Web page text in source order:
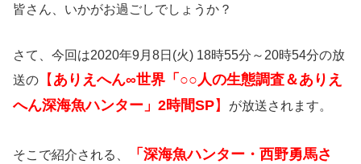
皆さん、いかがお過ごしでしょうか？
さて、今回は2020年9月8日(火) 18時55分～20時54分の放
送の 【 ありえへん∞世界「○○人の生態調査＆ありえ
へん深海魚ハンター」2時間SP】 が放送されます。
そこで紹介される、
「深海魚ハンター・西野勇馬さ